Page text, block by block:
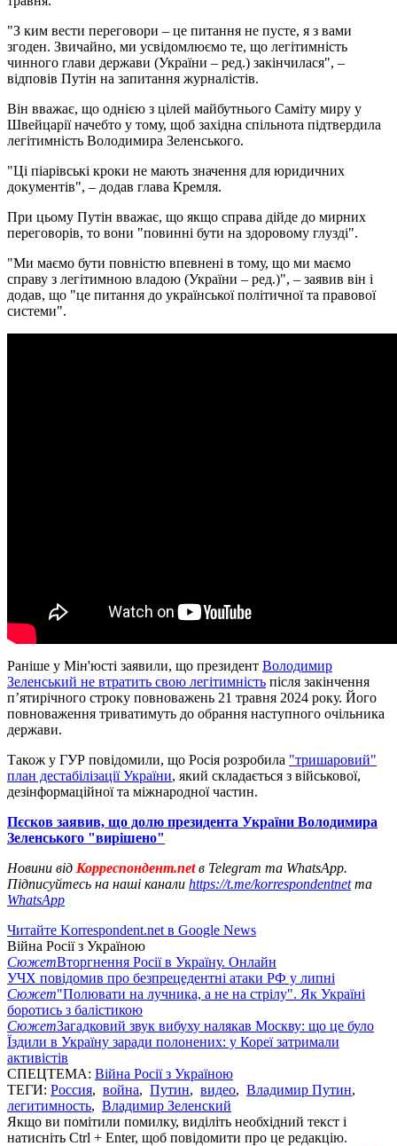
"З ким вести переговори – це питання не пусте, я з вами
згоден. Звичайно, ми усвідомлюємо те, що легітимність
чинного глави держави (України – ред.) закінчилася", –
відповів Путін на запитання журналістів.
Він вважає, що однією з цілей майбутнього Саміту миру у
Швейцарії начебто у тому, щоб західна спільнота підтвердила
легітимність Володимира Зеленського.
"Ці піарівські кроки не мають значення для юридичних
документів", – додав глава Кремля.
При цьому Путін вважає, що якщо справа дійде до мирних
переговорів, то вони "повинні бути на здоровому глузді".
"Ми маємо бути повністю впевнені в тому, що ми маємо
справу з легітимною владою (України – ред.)", – заявив він і
додав, що "це питання до української політичної та правової
системи".
Раніше у Мін'юсті заявили, що президент Володимир
Зеленський не втратить свою легітимність після закінчення
п’ятирічного строку повноважень 21 травня 2024 року. Його
повноваження триватимуть до обрання наступного очільника
держави.
Також у ГУР повідомили, що Росія розробила "тришаровий"
план дестабілізації України, який складається з військової,
дезінформаційної та міжнародної частин.
Пєсков заявив, що долю президента України Володимира
Зеленського "вирішено"
Новини від Корреспондент.netв Telegram та WhatsApp.
Підписуйтесь на наші канали https://t.me/korrespondentnetта
WhatsApp
Читайте Korrespondent.net в Google News
Війна Росії з Україною
СюжетВторгнення Росії в Україну. Онлайн
УЧХ повідомив про безпрецедентні атаки РФ у липні
Сюжет"Полювати на лучника, а не на стрілу". Як Україні
боротись з балістикою
СюжетЗагадковий звук вибуху налякав Москву: що це було
Їздили в Україну заради полонених: у Кореї затримали
активістів
СПЕЦТЕМА: Війна Росії з Україною
ТЕГИ: Россия, война, Путин, видео, Владимир Путин,
легитимность, Владимир Зеленский
Якщо ви помітили помилку, виділіть необхідний текст і
натисніть Ctrl + Enter, щоб повідомити про це редакцію.